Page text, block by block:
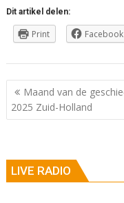
Dit artikel delen:
Print Facebook
Maand van de
2025 Zuid-Holland
LIVE RADIO